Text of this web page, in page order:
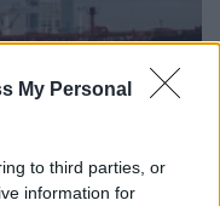
My Personal
to third parties, or
information for
Εύξεινο Πόντο,